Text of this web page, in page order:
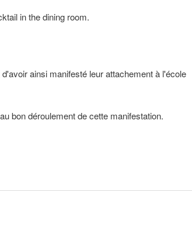
in the dining room.
ainsi manifesté leur attachement à l'école
bon déroulement de cette manifestation.